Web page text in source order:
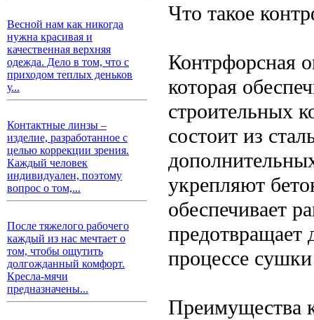
Весной нам как никогда
нужна красивая и
качественная верхняя
одежда. Дело в том, что с
приходом теплых деньков
у...
Контактные линзы –
изделие, разработанное с
целью коррекции зрения.
Каждый человек
индивидуален, поэтому
вопрос о том,...
После тяжелого рабочего
каждый из нас мечтает о
том, чтобы ощутить
долгожданный комфорт.
Кресла-мячи
предназначены...
Что такое
Контрфорсная
которая
строительных
состоит из
укрепляют
обеспечивает
процессе
Преимущества